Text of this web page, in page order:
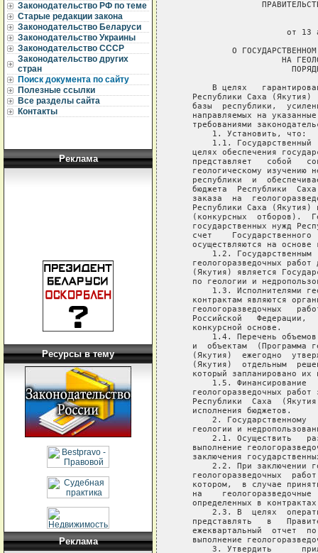
Законодательство РФ по теме
Старые редакции закона
Законодательство Беларуси
Законодательство Украины
Законодательство СССР
Законодательство других
стран
Поиск документа по сайту
Полезные ссылки
Все разделы сайта
Контакты
Реклама
Ресурсы в тему
Реклама
от 13
О
НА
В целях
Республики Саха (Якутия)
базы  республики,
направляемых на
требованиями
       1. Установить, что:
1.1. Государственный
целях обеспечения
представляет   собой
геологическому изучению
республики  и
бюджета  Республики
заказа  на
Республики Саха (Якутия)
(конкурсных  отборов).
государственных нужд
счет    Государственного
осуществляются на основе
1.2. Государственным
геологоразведочных работ
(Якутия) является
по геологии и
1.3. Исполнителями
контрактам являются
геологоразведочных
Российской   Федерации,
   конкурсной основе.
1.4. Перечень
и  объектам  (Программа
(Якутия)  ежегодно
(Якутия)  отдельным
который запланировано их
1.5. Финансирование
геологоразведочных работ
Республики  Саха
   исполнения бюджетов.
2. Государственному
геологии и
2.1. Осуществить
выполнение
заключения
2.2. При заключении
геологоразведочных
котором,  в случае
на    геологоразведочные
определенных в
2.3. В  целях
представлять   в
ежеквартальный  отчет
выполнение
3. Утвердить